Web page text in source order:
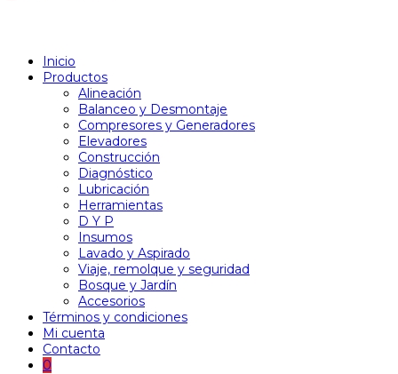
Inicio
Productos
Alineación
Balanceo y Desmontaje
Compresores y Generadores
Elevadores
Construcción
Diagnóstico
Lubricación
Herramientas
D Y P
Insumos
Lavado y Aspirado
Viaje, remolque y seguridad
Bosque y Jardín
Accesorios
Términos y condiciones
Mi cuenta
Contacto
0